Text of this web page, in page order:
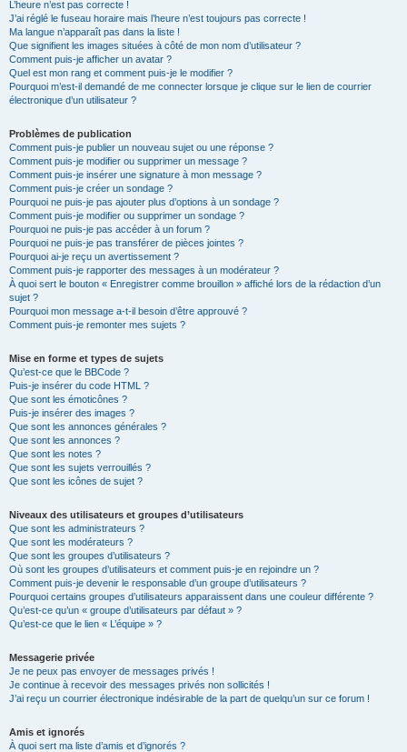
L’heure n’est pas correcte !
J’ai réglé le fuseau horaire mais l’heure n’est toujours pas correcte !
Ma langue n’apparaît pas dans la liste !
Que signifient les images situées à côté de mon nom d’utilisateur ?
Comment puis-je afficher un avatar ?
Quel est mon rang et comment puis-je le modifier ?
Pourquoi m’est-il demandé de me connecter lorsque je clique sur le lien de courrier
électronique d’un utilisateur ?
Problèmes de publication
Comment puis-je publier un nouveau sujet ou une réponse ?
Comment puis-je modifier ou supprimer un message ?
Comment puis-je insérer une signature à mon message ?
Comment puis-je créer un sondage ?
Pourquoi ne puis-je pas ajouter plus d’options à un sondage ?
Comment puis-je modifier ou supprimer un sondage ?
Pourquoi ne puis-je pas accéder à un forum ?
Pourquoi ne puis-je pas transférer de pièces jointes ?
Pourquoi ai-je reçu un avertissement ?
Comment puis-je rapporter des messages à un modérateur ?
À quoi sert le bouton « Enregistrer comme brouillon » affiché lors de la rédaction d’un
sujet ?
Pourquoi mon message a-t-il besoin d’être approuvé ?
Comment puis-je remonter mes sujets ?
Mise en forme et types de sujets
Qu’est-ce que le BBCode ?
Puis-je insérer du code HTML ?
Que sont les émoticônes ?
Puis-je insérer des images ?
Que sont les annonces générales ?
Que sont les annonces ?
Que sont les notes ?
Que sont les sujets verrouillés ?
Que sont les icônes de sujet ?
Niveaux des utilisateurs et groupes d’utilisateurs
Que sont les administrateurs ?
Que sont les modérateurs ?
Que sont les groupes d’utilisateurs ?
Où sont les groupes d’utilisateurs et comment puis-je en rejoindre un ?
Comment puis-je devenir le responsable d’un groupe d’utilisateurs ?
Pourquoi certains groupes d’utilisateurs apparaissent dans une couleur différente ?
Qu’est-ce qu’un « groupe d’utilisateurs par défaut » ?
Qu’est-ce que le lien « L’équipe » ?
Messagerie privée
Je ne peux pas envoyer de messages privés !
Je continue à recevoir des messages privés non sollicités !
J’ai reçu un courrier électronique indésirable de la part de quelqu’un sur ce forum !
Amis et ignorés
À quoi sert ma liste d’amis et d’ignorés ?